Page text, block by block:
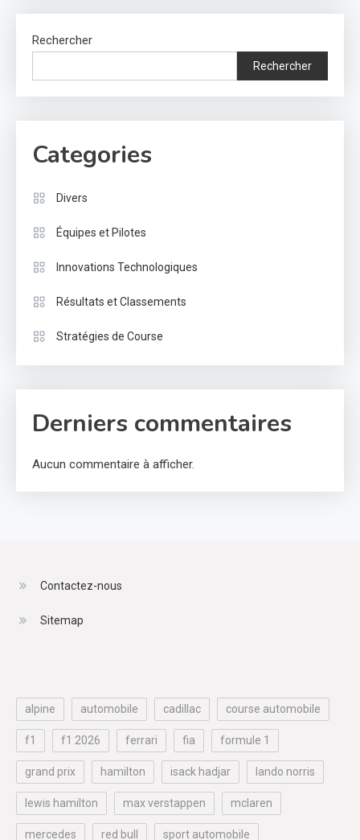
Rechercher
Rechercher
Categories
Divers
Équipes et Pilotes
Innovations Technologiques
Résultats et Classements
Stratégies de Course
Derniers commentaires
Aucun commentaire à afficher.
Contactez-nous
Sitemap
alpine automobile cadillac course automobile
f1 f1 2026 ferrari fia formule 1
grand prix hamilton isack hadjar lando norris
lewis hamilton max verstappen mclaren
mercedes red bull sport automobile